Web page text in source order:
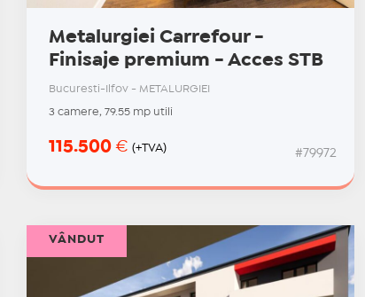
Metalurgiei Carrefour -
Finisaje premium - Acces STB
Bucuresti-Ilfov - METALURGIEI
3 camere, 79.55 mp utili
115.500€ (+TVA) #79972
VÂNDUT